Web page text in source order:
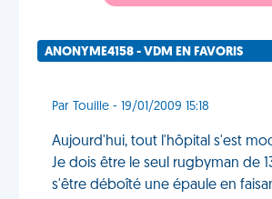
ANONYME4158 - VDM EN FAVORIS
Par Touille - 19/01/2009 15:18
Aujourd'hui, tout l'hôpital s'est
Je dois être le seul rugbyman de
s'être déboîté une épaule en